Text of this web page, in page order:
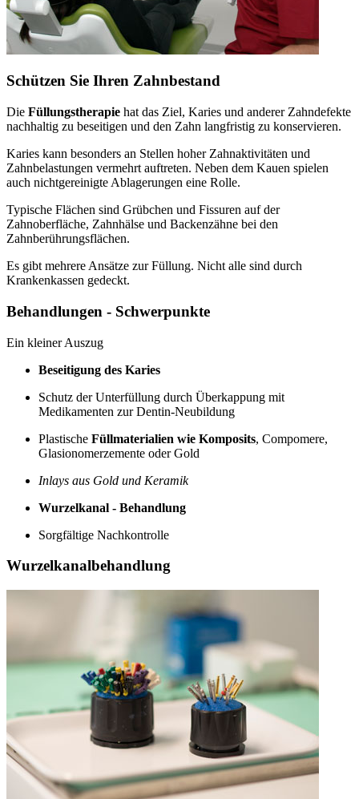
Schützen Sie Ihren Zahnbestand
Die Füllungstherapie hat das Ziel, Karies und anderer Zahndefekte
nachhaltig zu beseitigen und den Zahn langfristig zu konservieren.
Karies kann besonders an Stellen hoher Zahnaktivitäten und
Zahnbelastungen vermehrt auftreten. Neben dem Kauen spielen
auch nichtgereinigte Ablagerungen eine Rolle.
Typische Flächen sind Grübchen und Fissuren auf der
Zahnoberfläche, Zahnhälse und Backenzähne bei den
Zahnberührungsflächen.
Es gibt mehrere Ansätze zur Füllung. Nicht alle sind durch
Krankenkassen gedeckt.
Behandlungen - Schwerpunkte
Ein kleiner Auszug
Beseitigung des Karies
Schutz der Unterfüllung durch Überkappung mit
Medikamenten zur Dentin-Neubildung
Plastische Füllmaterialien wie Komposits, Compomere,
Glasionomerzemente oder Gold
Inlays aus Gold und Keramik
Wurzelkanal - Behandlung
Sorgfältige Nachkontrolle
Wurzelkanalbehandlung